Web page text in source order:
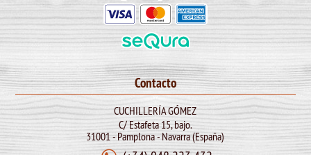
Contacto
CUCHILLERÍA GÓMEZ
C/ Estafeta 15, bajo.
31001 - Pamplona - Navarra (España)